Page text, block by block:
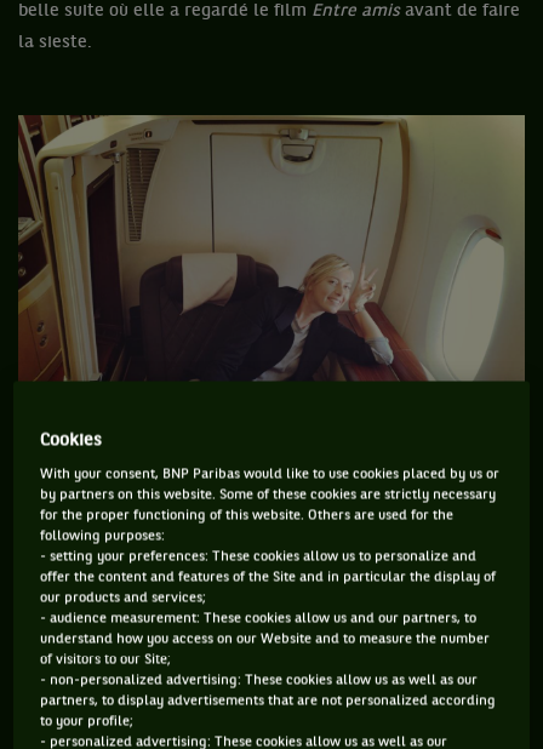
belle suite où elle a regardé le film Entre amisavant de faire
la sieste.
Dès son arrivée, Sharapova a eu une belle surprise en
découvrant un grand portrait d'elle.
Cookies
With your consent, BNP Paribas would like to use cookies placed by us or
by partners on this website. Some of these cookies are strictly necessary
for the proper functioning of this website. Others are used for the
following purposes:
- setting your preferences: These cookies allow us to personalize and
offer the content and features of the Site and in particular the display of
our products and services;
- audience measurement: These cookies allow us and our partners, to
understand how you access on our Website and to measure the number
of visitors to our Site;
- non-personalized advertising: These cookies allow us as well as our
partners, to display advertisements that are not personalized according
to your profile;
- personalized advertising: These cookies allow us as well as our